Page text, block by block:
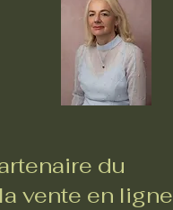
du
vente en ligne